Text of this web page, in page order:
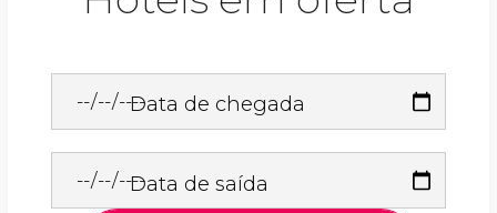
Data de chegada
Data de saída